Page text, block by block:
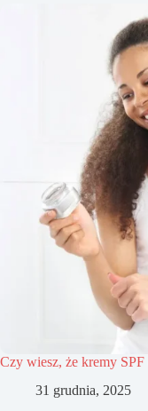
Czy wiesz, że kremy
31 grudnia, 2025